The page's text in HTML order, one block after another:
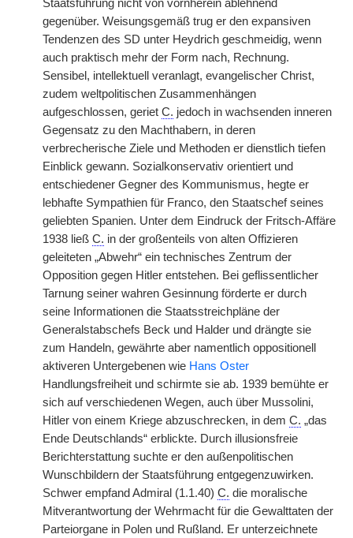
Staatsführung nicht von vornherein ablehnend
gegenüber. Weisungsgemäß trug er den expansiven
Tendenzen des SD unter Heydrich geschmeidig, wenn
auch praktisch mehr der Form nach, Rechnung.
Sensibel, intellektuell veranlagt, evangelischer Christ,
zudem weltpolitischen Zusammenhängen
aufgeschlossen, geriet C. jedoch in wachsenden inneren
Gegensatz zu den Machthabern, in deren
verbrecherische Ziele und Methoden er dienstlich tiefen
Einblick gewann. Sozialkonservativ orientiert und
entschiedener Gegner des Kommunismus, hegte er
lebhafte Sympathien für Franco, den Staatschef seines
geliebten Spanien. Unter dem Eindruck der Fritsch-Affäre
1938 ließ C. in der großenteils von alten Offizieren
geleiteten „Abwehr“ ein technisches Zentrum der
Opposition gegen Hitler entstehen. Bei geflissentlicher
Tarnung seiner wahren Gesinnung förderte er durch
seine Informationen die Staatsstreichpläne der
Generalstabschefs Beck und Halder und drängte sie
zum Handeln, gewährte aber namentlich oppositionell
aktiveren Untergebenen wie Hans Oster
Handlungsfreiheit und schirmte sie ab. 1939 bemühte er
sich auf verschiedenen Wegen, auch über Mussolini,
Hitler von einem Kriege abzuschrecken, in dem C. „das
Ende Deutschlands“ erblickte. Durch illusionsfreie
Berichterstattung suchte er den außenpolitischen
Wunschbildern der Staatsführung entgegenzuwirken.
Schwer empfand Admiral (1.1.40) C. die moralische
Mitverantwortung der Wehrmacht für die Gewalttaten der
Parteiorgane in Polen und Rußland. Er unterzeichnete